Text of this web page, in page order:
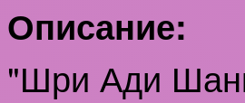
Описание:
"Шри Ади